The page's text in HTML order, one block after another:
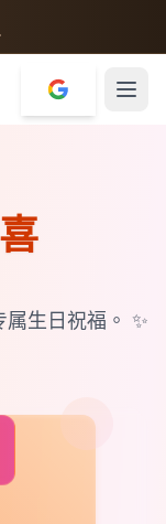
生日祝福。 ✨